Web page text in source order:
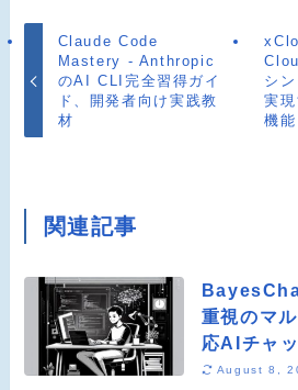
Claude Code
Mastery - Anthropic
のAI CLI完全習得ガイ
ド、開発者向け実践教
材
シ
実
機能
関連記事
重視のマ
応AIチャ
August 8,